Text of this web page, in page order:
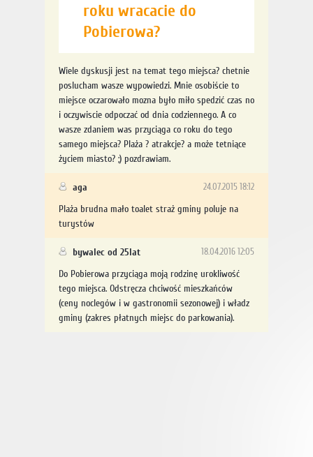
roku wracacie do
Pobierowa?
Wiele dyskusji jest na temat tego miejsca? chetnie
poslucham wasze wypowiedzi. Mnie osobiście to
miejsce oczarowało mozna było miło spedzić czas no
i oczywiscie odpoczać od dnia codziennego. A co
wasze zdaniem was przyciąga co roku do tego
samego miejsca? Plaża ? atrakcje? a może tetniące
życiem miasto? ;) pozdrawiam.
24.07.2015 18:12
aga
Plaża brudna mało toalet straż gminy poluje na
turystów
18.04.2016 12:05
bywalec od 25lat
Do Pobierowa przyciąga moją rodzinę urokliwość
tego miejsca. Odstręcza chciwość mieszkańców
(ceny noclegów i w gastronomii sezonowej) i władz
gminy (zakres płatnych miejsc do parkowania).